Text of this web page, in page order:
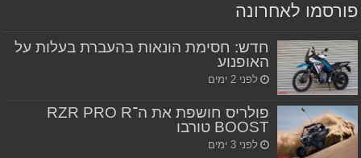
פורסמו לאחרונה
חדש: חסימת הונאות בהעברת בעלות על
האופנוע
לפני 2 ימים
פולריס חושפת את ה־RZR PRO R
BOOST טורבו
לפני 3 ימים